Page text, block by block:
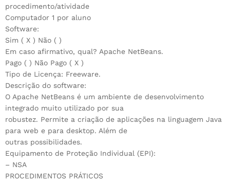
procedimento/atividade
Computador 1 por aluno
Software:
Sim ( X ) Não ( )
Em caso afirmativo, qual? Apache NetBeans.
Pago ( ) Não Pago ( X )
Tipo de Licença: Freeware.
Descrição do software:
O Apache NetBeans é um ambiente de desenvolvimento
integrado muito utilizado por sua
robustez. Permite a criação de aplicações na linguagem Java
para web e para desktop. Além de
outras possibilidades.
Equipamento de Proteção Individual (EPI):
– NSA
PROCEDIMENTOS PRÁTICOS